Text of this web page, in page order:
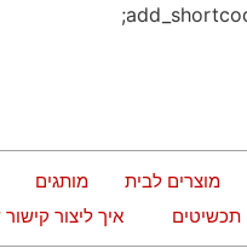
מוצרים לבית מותגים
תכשיטים איך ליצור